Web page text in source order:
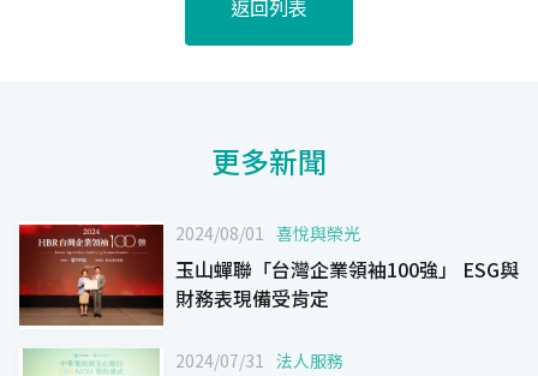
返回列表
更多新聞
2024/08/01 喜悅與榮光
玉山蟬聯「台灣企業領袖100強」 ESG與
財務表現備受肯定
2024/07/31 法人服務